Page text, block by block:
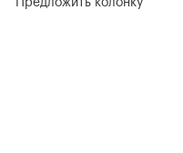
Предложить колонку